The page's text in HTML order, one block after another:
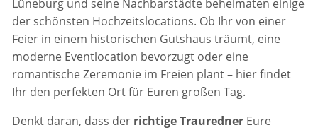
Lüneburg und seine Nachbarstädte beheimaten einige
der schönsten Hochzeitslocations. Ob Ihr von einer
Feier in einem historischen Gutshaus träumt, eine
moderne Eventlocation bevorzugt oder eine
romantische Zeremonie im Freien plant – hier findet
Ihr den perfekten Ort für Euren großen Tag.
Denkt daran, dass der richtige Trauredner Eure